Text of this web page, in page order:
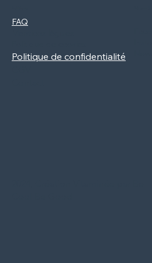
FAQ
Politique de confidentialité